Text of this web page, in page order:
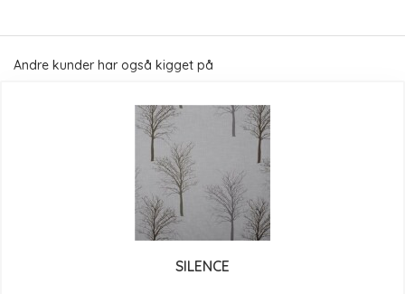
Andre kunder har også kigget på
SILENCE